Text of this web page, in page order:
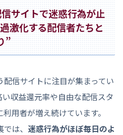
サイトで迷惑行為が止
激化する配信者たちと
”
配信サイトに注目が集まってい
収益還元率や自由な配信スタ
用者が増え続けています。
は、 迷惑行為がほぼ毎日のよ